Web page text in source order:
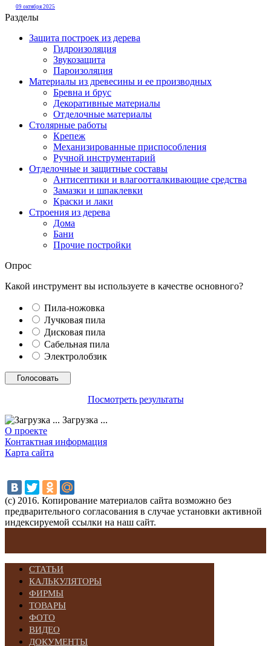
09 октября 2025
Разделы
Защита построек из дерева
Гидроизоляция
Звукозащита
Пароизоляция
Материалы из древесины и ее производных
Бревна и брус
Декоративные материалы
Отделочные материалы
Столярные работы
Крепеж
Механизированные приспособления
Ручной инструментарий
Отделочные и защитные составы
Антисептики и влагоотталкивающие средства
Замазки и шпаклевки
Краски и лаки
Строения из дерева
Дома
Бани
Прочие постройки
Опрос
Какой инструмент вы используете в качестве основного?
Пила-ножовка
Лучковая пила
Дисковая пила
Сабельная пила
Электролобзик
Посмотреть результаты
Загрузка ...
О проекте
Контактная информация
Карта сайта
(с) 2016. Копирование материалов сайта возможно без
предварительного согласования в случае установки активной
индексируемой ссылки на наш сайт.
СТАТЬИ
КАЛЬКУЛЯТОРЫ
ФИРМЫ
ТОВАРЫ
ФОТО
ВИДЕО
ДОКУМЕНТЫ